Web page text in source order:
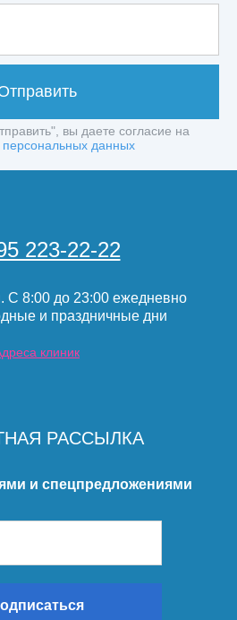
вы даете согласие на
персональных данных
223-22-22
С 8:00 до 23:00 ежедневно
и праздничные дни
клиник
РАССЫЛКА
и спецпредложениями